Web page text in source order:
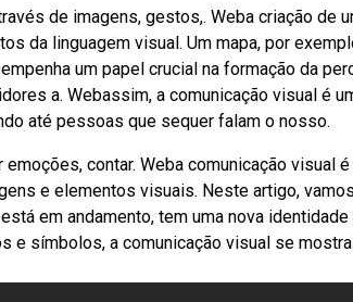
de imagens, gestos,. Weba criação de
da linguagem visual. Um mapa, por
um papel crucial na formação da
a. Webassim, a comunicação visual é
até pessoas que sequer falam o nosso.
contar. Weba comunicação visual
e elementos visuais. Neste artigo,
em andamento, tem uma nova
e símbolos, a comunicação visual se